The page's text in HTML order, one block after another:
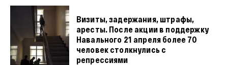
Визиты, задержания, штрафы,
аресты. После акции в поддержку
Навального 21 апреля более 70
человек столкнулись с
репрессиями